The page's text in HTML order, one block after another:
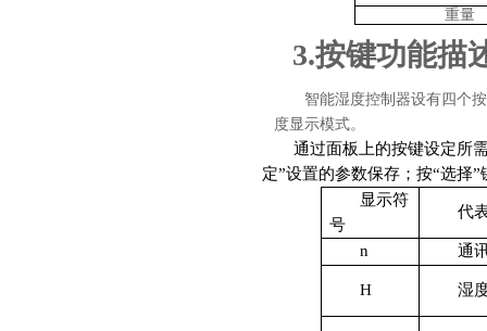
重量
3.按键功能描
智能湿度控制器设有四个
度显示模式。
通过面板上的按键设定所
定”设置的参数保存；按“选择
显示符
号
代
n 通
H 湿